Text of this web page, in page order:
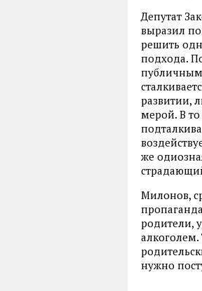
Депутат
выразил
решить
подхода.
публичным
развитии,
мерой. В
же
Милонов,
родители,
нужно